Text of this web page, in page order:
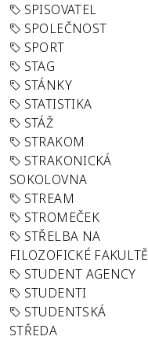
SPISOVATEL
SPOLEČNOST
SPORT
STAG
STÁNKY
STATISTIKA
STÁŽ
STRAKOM
STRAKONICKÁ
SOKOLOVNA
STREAM
STROMEČEK
STŘELBA NA
FILOZOFICKÉ FAKULTĚ
STUDENT AGENCY
STUDENTI
STUDENTSKÁ
STŘEDA